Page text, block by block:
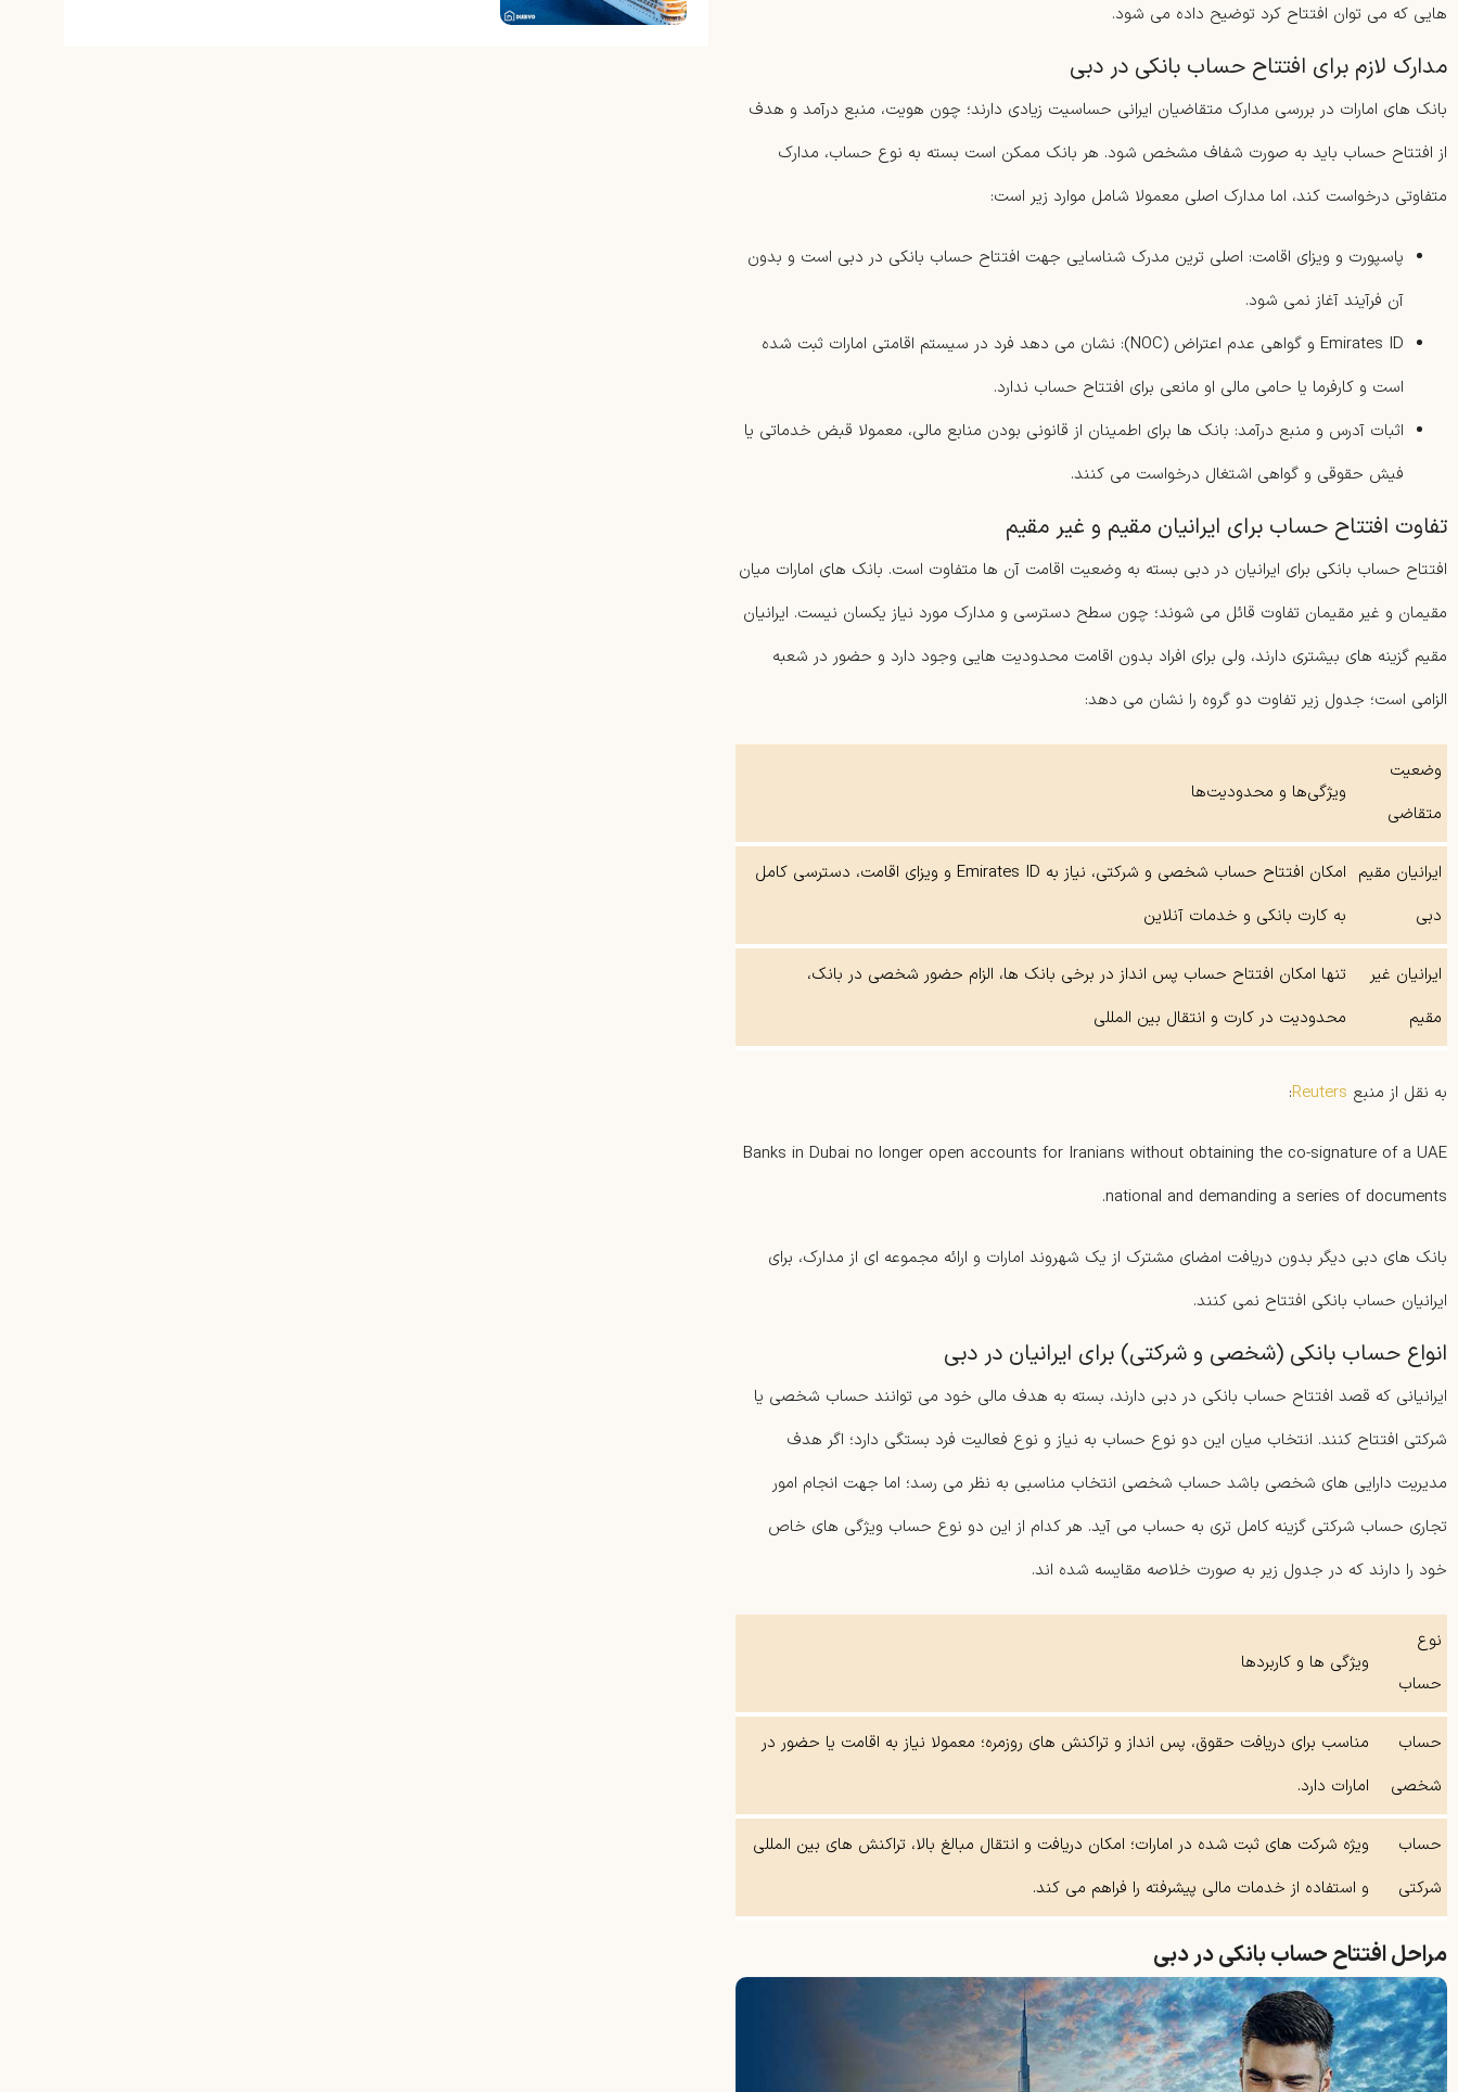
هایی که می‌ توان افتتاح کرد توضیح داده می‌ شود.
مدارک لازم برای افتتاح حساب بانکی در دبی
بانک های امارات در بررسی مدارک متقاضیان ایرانی حساسیت زیادی دارند؛ چون هویت، منبع درآمد و هدف
از افتتاح حساب باید به صورت شفاف مشخص شود. هر بانک ممکن است بسته به نوع حساب، مدارک
متفاوتی درخواست کند، اما مدارک اصلی معمولا شامل موارد زیر است:
پاسپورت و ویزای اقامت: اصلی ترین مدرک شناسایی جهت افتتاح حساب بانکی در دبی است و بدون
آن فرآیند آغاز نمی شود.
Emirates ID و گواهی عدم اعتراض (NOC): نشان می دهد فرد در سیستم اقامتی امارات ثبت شده
است و کارفرما یا حامی مالی او مانعی برای افتتاح حساب ندارد.
اثبات آدرس و منبع درآمد: بانک ها برای اطمینان از قانونی بودن منابع مالی، معمولا قبض خدماتی یا
فیش حقوقی و گواهی اشتغال درخواست می کنند.
تفاوت افتتاح حساب برای ایرانیان مقیم و غیر مقیم
افتتاح حساب بانکی برای ایرانیان در دبی بسته به وضعیت اقامت آن ها متفاوت است. بانک های امارات میان
مقیمان و غیر مقیمان تفاوت قائل می شوند؛ چون سطح دسترسی و مدارک مورد نیاز یکسان نیست. ایرانیان
مقیم گزینه های بیشتری دارند، ولی برای افراد بدون اقامت محدودیت هایی وجود دارد و حضور در شعبه
الزامی است؛ جدول زیر تفاوت دو گروه را نشان می دهد:
وضعیت
متقاضی
ویژگی‌ها و محدودیت‌ها
ایرانیان مقیم
دبی
امکان افتتاح حساب شخصی و شرکتی، نیاز به Emirates ID و ویزای اقامت، دسترسی کامل
به کارت بانکی و خدمات آنلاین
ایرانیان غیر‌
مقیم
تنها امکان افتتاح حساب پس‌ انداز در برخی بانک‌ ها، الزام حضور شخصی در بانک،
محدودیت در کارت و انتقال بین‌ المللی
به نقل از منبع :
Banks in Dubai no longer open accounts for Iranians without obtaining the co-signature of a UAE
national and demanding a series of documents.
بانک های دبی دیگر بدون دریافت امضای مشترک از یک شهروند امارات و ارائه مجموعه ای از مدارک، برای
ایرانیان حساب بانکی افتتاح نمی کنند.
انواع حساب بانکی (شخصی و شرکتی) برای ایرانیان در دبی
ایرانیانی که قصد افتتاح حساب بانکی در دبی دارند، بسته به هدف مالی خود می توانند حساب شخصی یا
شرکتی افتتاح کنند. انتخاب میان این دو نوع حساب به نیاز و نوع فعالیت فرد بستگی دارد؛ اگر هدف
مدیریت دارایی های شخصی باشد حساب شخصی انتخاب مناسبی به نظر می رسد؛ اما جهت انجام امور
تجاری حساب شرکتی گزینه کامل تری به حساب می آید. هر کدام از این دو نوع حساب ویژگی های خاص
خود را دارند که در جدول زیر به صورت خلاصه مقایسه شده اند.
نوع
حساب
ویژگی ها و کاربردها
حساب
شخصی
مناسب برای دریافت حقوق، پس انداز و تراکنش های روزمره؛ معمولا نیاز به اقامت یا حضور در
امارات دارد.
حساب
شرکتی
ویژه شرکت های ثبت شده در امارات؛ امکان دریافت و انتقال مبالغ بالا، تراکنش های بین المللی
و استفاده از خدمات مالی پیشرفته را فراهم می کند.
مراحل افتتاح حساب بانکی در دبی